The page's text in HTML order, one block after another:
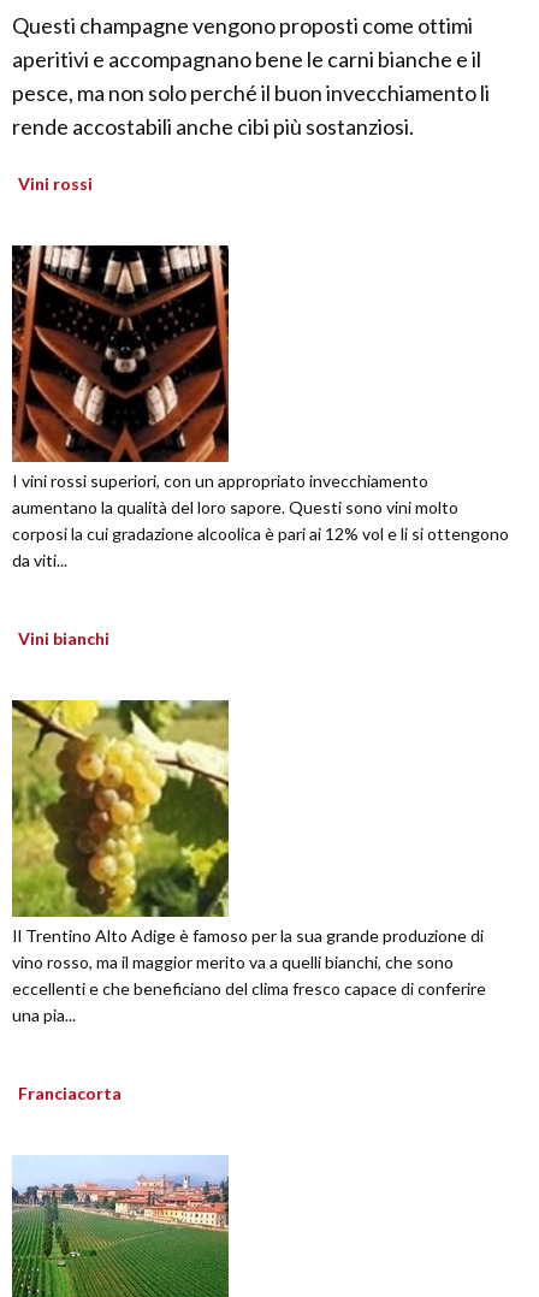
Questi champagne vengono proposti come ottimi
aperitivi e accompagnano bene le carni bianche e il
pesce, ma non solo perché il buon invecchiamento li
rende accostabili anche cibi più sostanziosi.
Vini rossi
I vini rossi superiori, con un appropriato invecchiamento
aumentano la qualità del loro sapore. Questi sono vini molto
corposi la cui gradazione alcoolica è pari ai 12% vol e li si ottengono
da viti...
Vini bianchi
Il Trentino Alto Adige è famoso per la sua grande produzione di
vino rosso, ma il maggior merito va a quelli bianchi, che sono
eccellenti e che beneficiano del clima fresco capace di conferire
una pia...
Franciacorta